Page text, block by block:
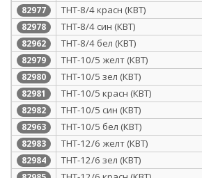
82977 ТНТ-8/4 красн (КВТ)
82978 ТНТ-8/4 син (КВТ)
82962 ТНТ-8/4 бел (КВТ)
82979 ТНТ-10/5 желт (КВТ)
82980 ТНТ-10/5 зел (КВТ)
82981 ТНТ-10/5 красн (КВТ)
82982 ТНТ-10/5 син (КВТ)
82963 ТНТ-10/5 бел (КВТ)
82983 ТНТ-12/6 желт (КВТ)
82984 ТНТ-12/6 зел (КВТ)